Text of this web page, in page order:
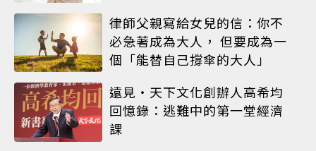
律師父親寫給女兒的信：你不
必急著成為大人， 但要成為一
個「能替自己撐傘的大人」
遠見‧天下文化創辦人高希均
回憶錄：逃難中的第一堂經濟
課